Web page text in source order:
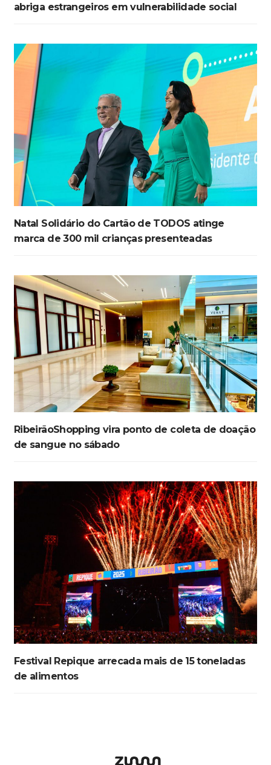
abriga estrangeiros em vulnerabilidade social
Natal Solidário do Cartão de TODOS atinge
marca de 300 mil crianças presenteadas
RibeirãoShopping vira ponto de coleta de doação
de sangue no sábado
Festival Repique arrecada mais de 15 toneladas
de alimentos